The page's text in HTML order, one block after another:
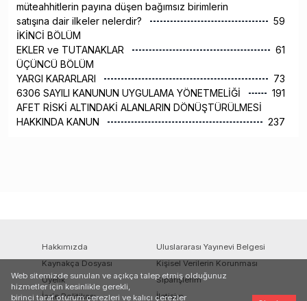
müteahhitlerin payına düşen bağımsız birimlerin
satışına dair ilkeler nelerdir?
59
İKİNCİ BÖLÜM
EKLER ve TUTANAKLAR
61
ÜÇÜNCÜ BÖLÜM
YARGI KARARLARI
73
6306 SAYILI KANUNUN UYGULAMA YÖNETMELİĞİ
191
AFET RİSKİ ALTINDAKİ ALANLARIN DÖNÜŞTÜRÜLMESİ
HAKKINDA KANUN
237
Hakkımızda
Uluslararası Yayınevi Belgesi
Kaynakça Dosyası
Kişisel Verilerin Korunması
Üyelik
Siparişlerim
İade Politikası
İletişim
Web sitemizde sunulan ve açıkça talep etmiş olduğunuz
hizmetler için kesinlikle gerekli,
birinci taraf oturum çerezleri ve kalıcı çerezler